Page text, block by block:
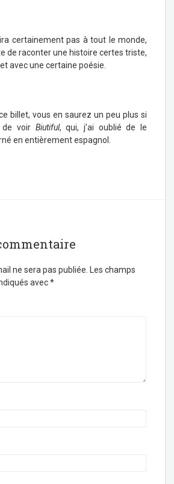
certainement pas à tout le monde,
de raconter une histoire certes triste,
avec une certaine poésie.
billet, vous en saurez un peu plus si
de voir Biutiful, qui, j’ai oublié de le
en entièrement espagnol.
ne sera pas publiée.
Les champs
avec*